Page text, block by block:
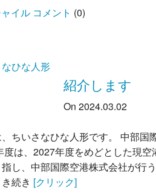
イル コメント (0)
ひな人形
紹介します
On 2024.03.02
ちいさなひな人形です。 中部国
度は、2027年度をめどとした現
し、中部国際空港株式会社が行
続き [クリック]